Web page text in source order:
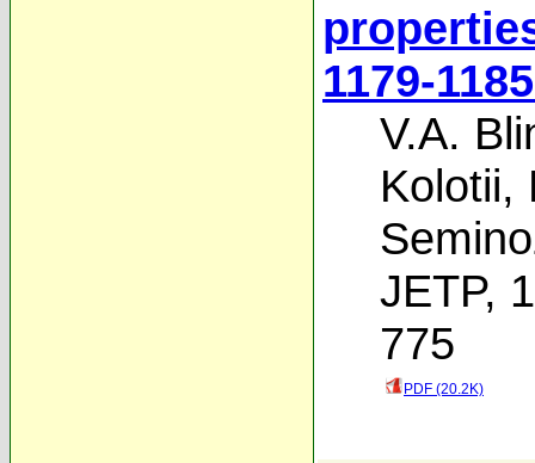
1179-
V.A.
Kolotii,
JETP,
775
PDF (20.2K)